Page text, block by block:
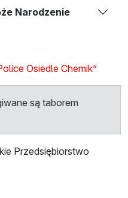
Narodzenie
Osiedle Chemik”
są taborem
Przedsiębiorstwo